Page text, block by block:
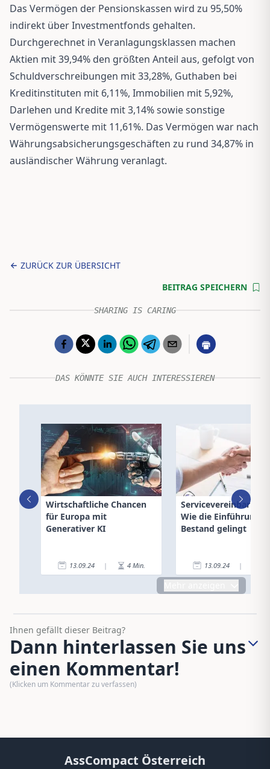
Das Vermögen der Pensionskassen wird zu 95,50%
indirekt über Investmentfonds gehalten.
Durchgerechnet in Veranlagungsklassen machen
Aktien mit 39,94% den größten Anteil aus, gefolgt von
Schuldverschreibungen mit 33,28%, Guthaben bei
Kreditinstituten mit 6,11%, Immobilien mit 5,92%,
Darlehen und Kredite mit 3,14% sowie sonstige
Vermögenswerte mit 11,61%. Das Vermögen war nach
Währungsabsicherungsgeschäften zu rund 34,87% in
ausländischer Währung veranlagt.
ZURÜCK ZUR ÜBERSICHT
BEITRAG SPEICHERN
SHARING IS CARING
DAS KÖNNTE SIE AUCH INTERESSIEREN
Wirtschaftliche Chancen
für Europa mit
Generativer KI
13.09.24 | 4 Min.
Wie die Einführung
Bestand gelingt
13.09.24 |
Ihnen gefällt dieser Beitrag?
Dann hinterlassen Sie uns
einen Kommentar!
(Klicken um Kommentar zu verfassen)
AssCompact Österreich